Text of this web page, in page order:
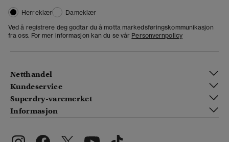
Herreklær
Dameklær
Ved å registrere deg godtar du å motta markedsføringskommunikasjon
fra oss. For mer informasjon kan du se vår Personvernpolicy
Netthandel
Kundeservice
Superdry-varemerket
Informasjon